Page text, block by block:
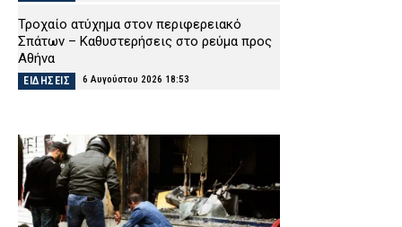
Τροχαίο ατύχημα στον περιφερειακό
Σπάτων – Καθυστερήσεις στο ρεύμα προς
Αθήνα
ΕΙΔΗΣΕΙΣ 6 Αυγούστου 2026 18:53
στο Κέντρο Υγείας
ΔΙΚΑΙΟΣΥΝΗ 6 Αυγούστου 2026 18:40
Άνω Λιόσια: Δύο συλληφθέντες για τον
θάνατο του 72χρονου – Υποστήριξαν ότι